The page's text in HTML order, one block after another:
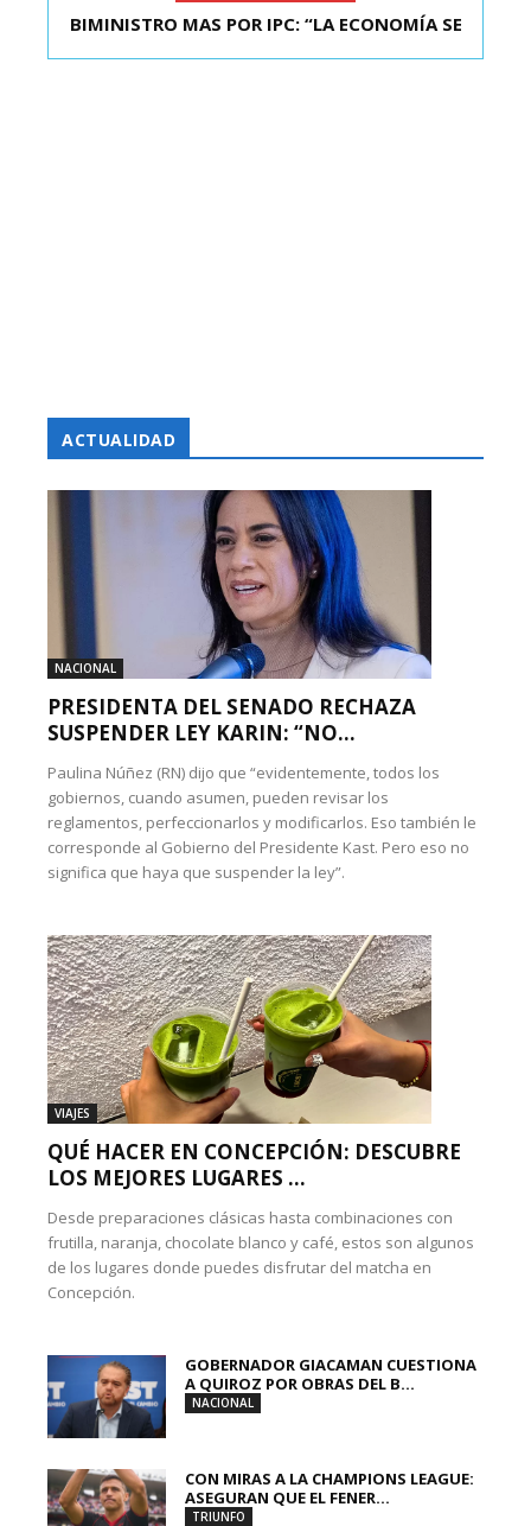
KAST SE REUNIÓ CON EL PRESIDENTE ELECTO DE
BIMINISTRO MAS POR IPC: “LA ECONOMÍA SE
ACTUALIDAD
NACIONAL
PRESIDENTA DEL SENADO RECHAZA
SUSPENDER LEY KARIN: “NO...
Paulina Núñez (RN) dijo que “evidentemente, todos los
gobiernos, cuando asumen, pueden revisar los
reglamentos, perfeccionarlos y modificarlos. Eso también le
corresponde al Gobierno del Presidente Kast. Pero eso no
significa que haya que suspender la ley”.
VIAJES
QUÉ HACER EN CONCEPCIÓN: DESCUBRE
LOS MEJORES LUGARES ...
Desde preparaciones clásicas hasta combinaciones con
frutilla, naranja, chocolate blanco y café, estos son algunos
de los lugares donde puedes disfrutar del matcha en
Concepción.
GOBERNADOR GIACAMAN CUESTIONA
A QUIROZ POR OBRAS DEL B...
NACIONAL
CON MIRAS A LA CHAMPIONS LEAGUE:
ASEGURAN QUE EL FENER...
TRIUNFO